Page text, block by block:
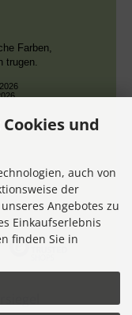
Farben,
trugen.
und
auch von
der
Angebotes zu
Einkaufserlebnis
finden Sie in